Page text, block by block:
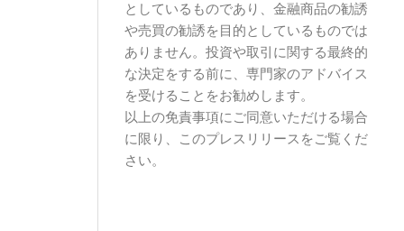
としているものであり、金融商品の勧誘
や売買の勧誘を目的としているものでは
ありません。投資や取引に関する最終的
な決定をする前に、専門家のアドバイス
を受けることをお勧めします。
以上の免責事項にご同意いただける場合
に限り、このプレスリリースをご覧くだ
さい。